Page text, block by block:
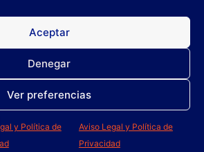
Aceptar
Denegar
Ver preferencias
y Política de
Aviso Legal y Política de
Privacidad